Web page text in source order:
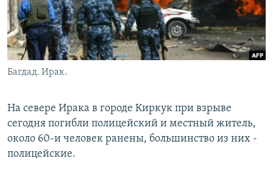
Багдад. Ирак.
На севере Ирака в городе Киркук при взрыве
сегодня погибли полицейский и местный житель,
около 60-и человек ранены, большинство из них -
полицейские.